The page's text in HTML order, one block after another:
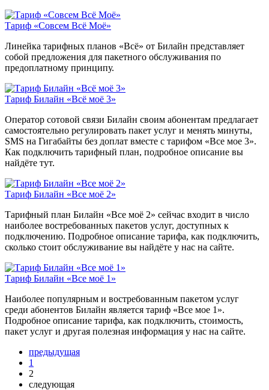
Тариф «Совсем Всё Моё»
Линейка тарифных планов «Всё» от Билайн представляет
собой предложения для пакетного обслуживания по
предоплатному принципу.
Тариф Билайн «Всё моё 3»
Оператор сотовой связи Билайн своим абонентам предлагает
самостоятельно регулировать пакет услуг и менять минуты,
SMS на Гигабайты без доплат вместе с тарифом «Все мое 3».
Как подключить тарифный план, подробное описание вы
найдёте тут.
Тариф Билайн «Все моё 2»
Тарифный план Билайн «Все моё 2» сейчас входит в число
наиболее востребованных пакетов услуг, доступных к
подключению. Подробное описание тарифа, как подключить,
сколько стоит обслуживание вы найдёте у нас на сайте.
Тариф Билайн «Все моё 1»
Наиболее популярным и востребованным пакетом услуг
среди абонентов Билайн является тариф «Все мое 1».
Подробное описание тарифа, как подключить, стоимость,
пакет услуг и другая полезная информация у нас на сайте.
предыдущая
1
2
следующая